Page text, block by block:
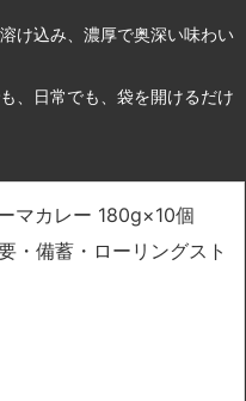
け込み、濃厚で奥深い味わい
、日常でも、袋を開けるだけ
マカレー 180g×10個
・備蓄・ローリングスト